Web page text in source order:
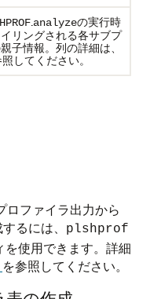
.analyzeの実行時
リングされる各サブプ
子情報。列の詳細は、
してください。
ロファイラ出力から
るには、
plshprof
を使用できます。詳細
を参照してください。